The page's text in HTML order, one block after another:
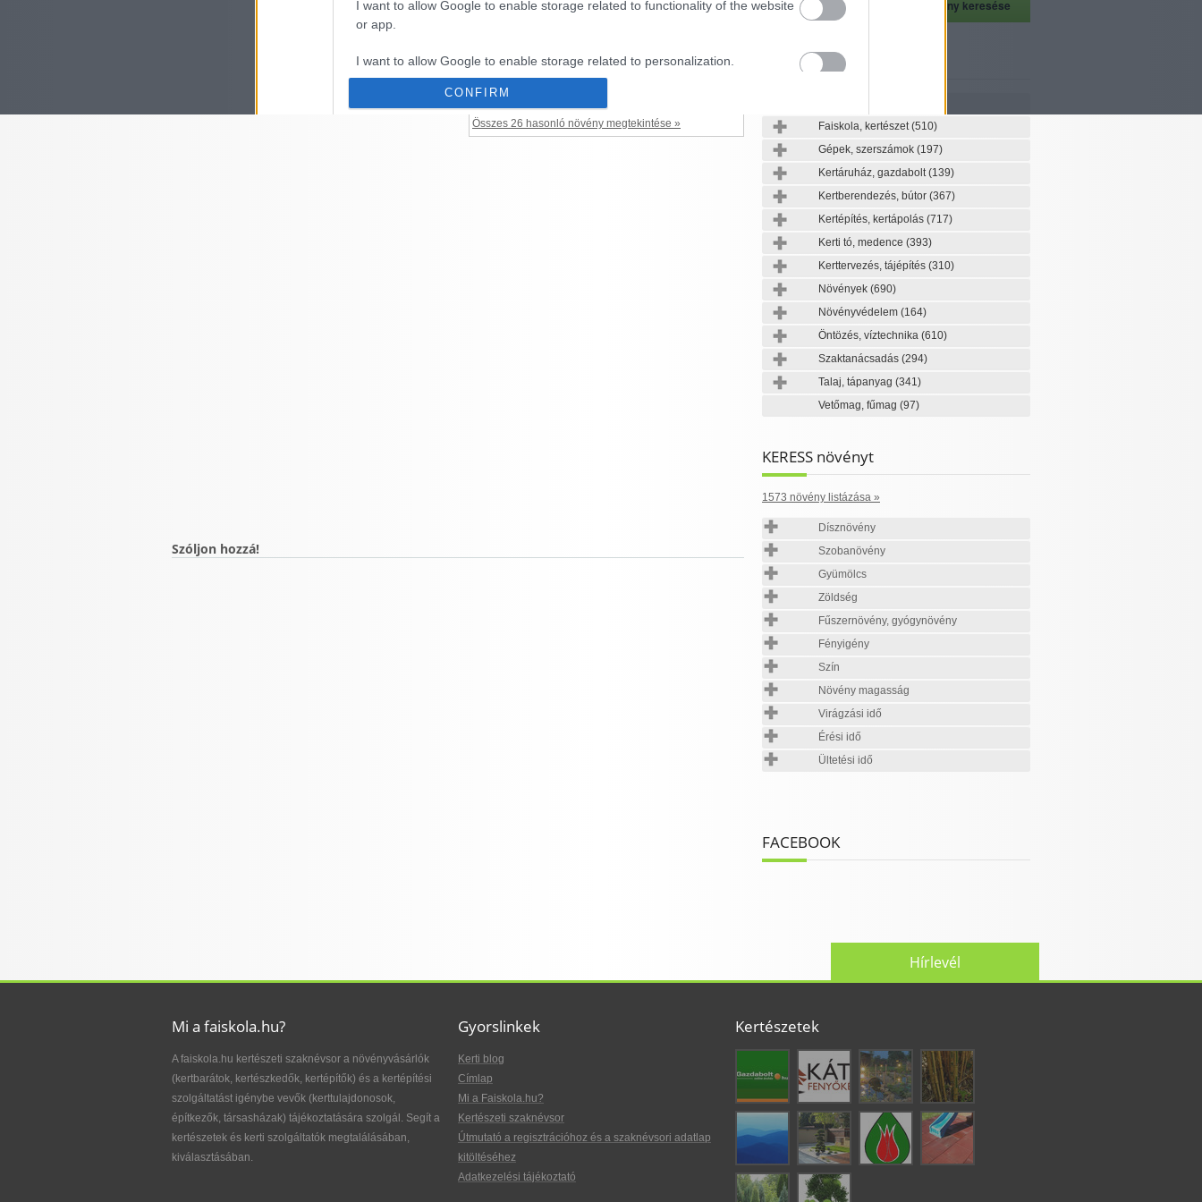
I want to allow Google to enable storage related to functionality of the website
or app.
I want to allow Google to enable storage related to personalization.
authentication functionality and fraud prevention, and other user protection.
CONFIRM
''Malburg'')
insularis''Autumn's Glory'')
Összes 26 hasonló növény megtekintése »
Szóljon hozzá!
Kertészeti szaknévsor
Faiskola, kertészet(510)
Gépek, szerszámok (197)
Kertáruház, gazdabolt(139)
Kertberendezés, bútor (367)
Kertépítés, kertápolás (717)
Kerti tó, medence (393)
Kerttervezés, tájépítés (310)
Növények (690)
Növényvédelem (164)
Öntözés, víztechnika (610)
Szaktanácsadás (294)
Talaj, tápanyag (341)
Vetőmag, fűmag (97)
KERESS növényt
1573 növény listázása »
Dísznövény
Szobanövény
Gyümölcs
Zöldség
Fűszernövény, gyógynövény
Fényigény
Szín
Növény magasság
Virágzási idő
Érési idő
Ültetési idő
FACEBOOK
Hírlevél
Mi a faiskola.hu?
A faiskola.hu kertészeti szaknévsor a növényvásárlók
(kertbarátok, kertészkedők, kertépítők) és a kertépítési
szolgáltatást igénybe vevők (kerttulajdonosok,
építkezők, társasházak) tájékoztatására szolgál. Segít a
kertészetek és kerti szolgáltatók megtalálásában,
kiválasztásában.
Gyorslinkek
Kerti blog
Címlap
Mi a Faiskola.hu?
Kertészeti szaknévsor
Útmutató a regisztrációhoz és a szaknévsori adatlap
kitöltéséhez
Adatkezelési tájékoztató
Kertészetek